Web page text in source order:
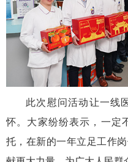
此次慰问活动让一线
怀。大家纷纷表示，一定
托，在新的一年立足工作